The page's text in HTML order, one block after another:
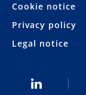
Cookie notice
Privacy policy
Legal notice